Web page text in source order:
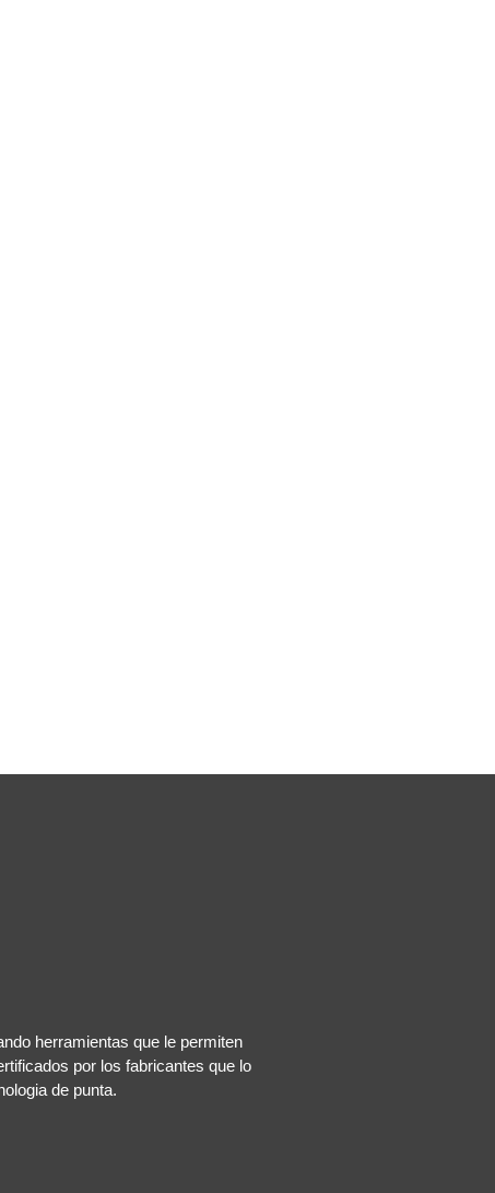
herramientas que le permiten
por los fabricantes que lo
de punta.